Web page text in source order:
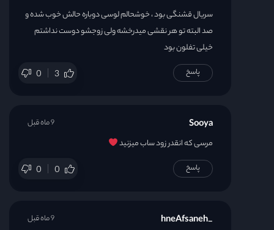
سریال قشنگی بود ، خوشحالم لوسی دوباره حالش خوب شده و
صد البته تو هر نقشی میدرخشه ولی زوجشو دوست نداشتم
خیلی تفلون بود
0 3 پاسخ
Sooya
مرسی که انقدر زود ساب میزنید
0 0
9 ماه قبل
پاسخ
_hneAfsaneh 9 ماه قبل